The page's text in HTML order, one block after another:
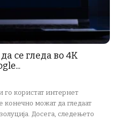
се гледа во 4K
го користат интернет
конечно можат да гледаат
Досега, следењето